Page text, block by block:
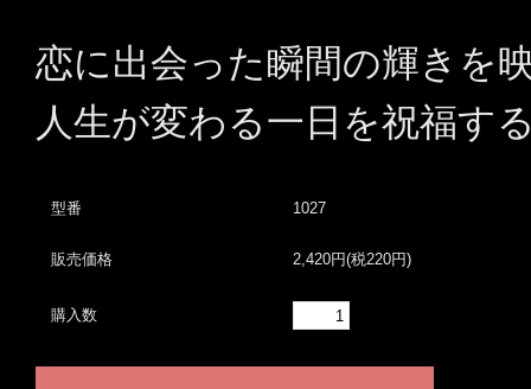
恋に出会った瞬間の輝きを
人生が変わる一日を祝福す
型番 1027
販売価格 2,420円(税220円)
購入数